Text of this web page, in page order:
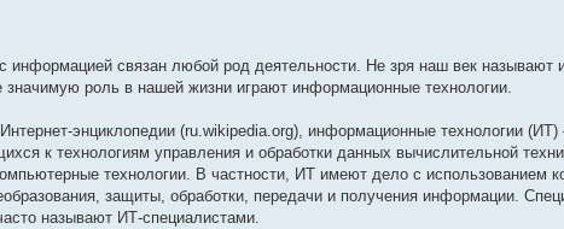
информацией связан любой род деятельности. Не зря наш век
роль в нашей жизни играют информационные технологии.
энциклопедии (ru.wikipedia.org), информационные технологии (ИТ)
к технологиям управления и обработки данных вычислительной
технологии. В частности, ИТ имеют дело с использованием
защиты, обработки, передачи и получения информации.
называют ИТ-специалистами.